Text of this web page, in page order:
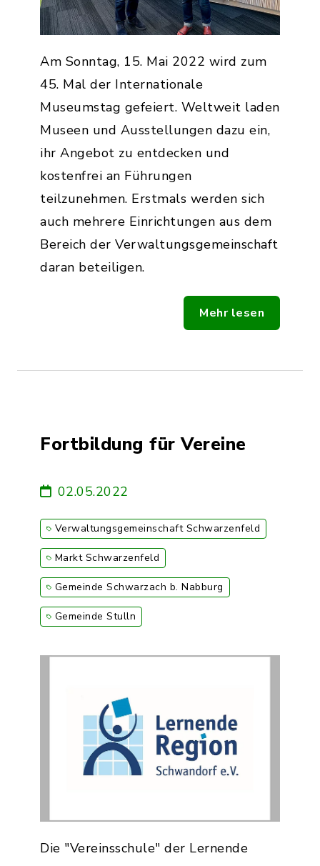
Am Sonntag, 15. Mai 2022 wird zum
45. Mal der Internationale
Museumstag gefeiert. Weltweit laden
Museen und Ausstellungen dazu ein,
ihr Angebot zu entdecken und
kostenfrei an Führungen
teilzunehmen. Erstmals werden sich
auch mehrere Einrichtungen aus dem
Bereich der Verwaltungsgemeinschaft
daran beteiligen.
Mehr lesen
Fortbildung für Vereine
02.05.2022
Verwaltungsgemeinschaft Schwarzenfeld
Markt Schwarzenfeld
Gemeinde Schwarzach b. Nabburg
Gemeinde Stulln
Die "Vereinsschule" der Lernende